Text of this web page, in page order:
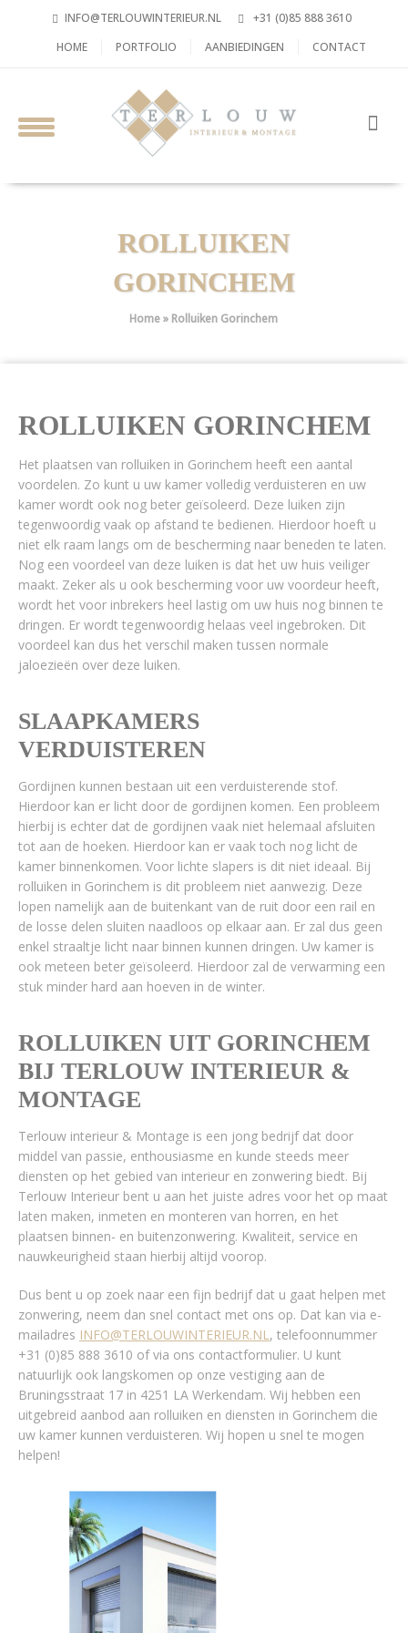
INFO@TERLOUWINTERIEUR.NL
+31 (0)85 888 3610
HOME
PORTFOLIO AANBIEDINGEN CONTACT
ROLLUIKEN
GORINCHEM
Home» Rolluiken Gorinchem
ROLLUIKEN GORINCHEM
Het plaatsen van rolluiken in Gorinchem heeft een aantal
voordelen. Zo kunt u uw kamer volledig verduisteren en uw
kamer wordt ook nog beter geïsoleerd. Deze luiken zijn
tegenwoordig vaak op afstand te bedienen. Hierdoor hoeft u
niet elk raam langs om de bescherming naar beneden te laten.
Nog een voordeel van deze luiken is dat het uw huis veiliger
maakt. Zeker als u ook bescherming voor uw voordeur heeft,
wordt het voor inbrekers heel lastig om uw huis nog binnen te
dringen. Er wordt tegenwoordig helaas veel ingebroken. Dit
voordeel kan dus het verschil maken tussen normale
jaloezieën over deze luiken.
SLAAPKAMERS
VERDUISTEREN
Gordijnen kunnen bestaan uit een verduisterende stof.
Hierdoor kan er licht door de gordijnen komen. Een probleem
hierbij is echter dat de gordijnen vaak niet helemaal afsluiten
tot aan de hoeken. Hierdoor kan er vaak toch nog licht de
kamer binnenkomen. Voor lichte slapers is dit niet ideaal. Bij
rolluiken in Gorinchem is dit probleem niet aanwezig. Deze
lopen namelijk aan de buitenkant van de ruit door een rail en
de losse delen sluiten naadloos op elkaar aan. Er zal dus geen
enkel straaltje licht naar binnen kunnen dringen. Uw kamer is
ook meteen beter geïsoleerd. Hierdoor zal de verwarming een
stuk minder hard aan hoeven in de winter.
ROLLUIKEN UIT GORINCHEM
BIJ TERLOUW INTERIEUR &
MONTAGE
Terlouw interieur & Montage is een jong bedrijf dat door
middel van passie, enthousiasme en kunde steeds meer
diensten op het gebied van interieur en zonwering biedt. Bij
Terlouw Interieur bent u aan het juiste adres voor het op maat
laten maken, inmeten en monteren van horren, en het
plaatsen binnen- en buitenzonwering. Kwaliteit, service en
nauwkeurigheid staan hierbij altijd voorop.
Dus bent u op zoek naar een fijn bedrijf dat u gaat helpen met
zonwering, neem dan snel contact met ons op. Dat kan via e-
mailadres INFO@TERLOUWINTERIEUR.NL, telefoonnummer
+31 (0)85 888 3610 of via ons contactformulier. U kunt
natuurlijk ook langskomen op onze vestiging aan de
Bruningsstraat 17 in 4251 LA Werkendam. Wij hebben een
uitgebreid aanbod aan rolluiken en diensten in Gorinchem die
uw kamer kunnen verduisteren. Wij hopen u snel te mogen
helpen!